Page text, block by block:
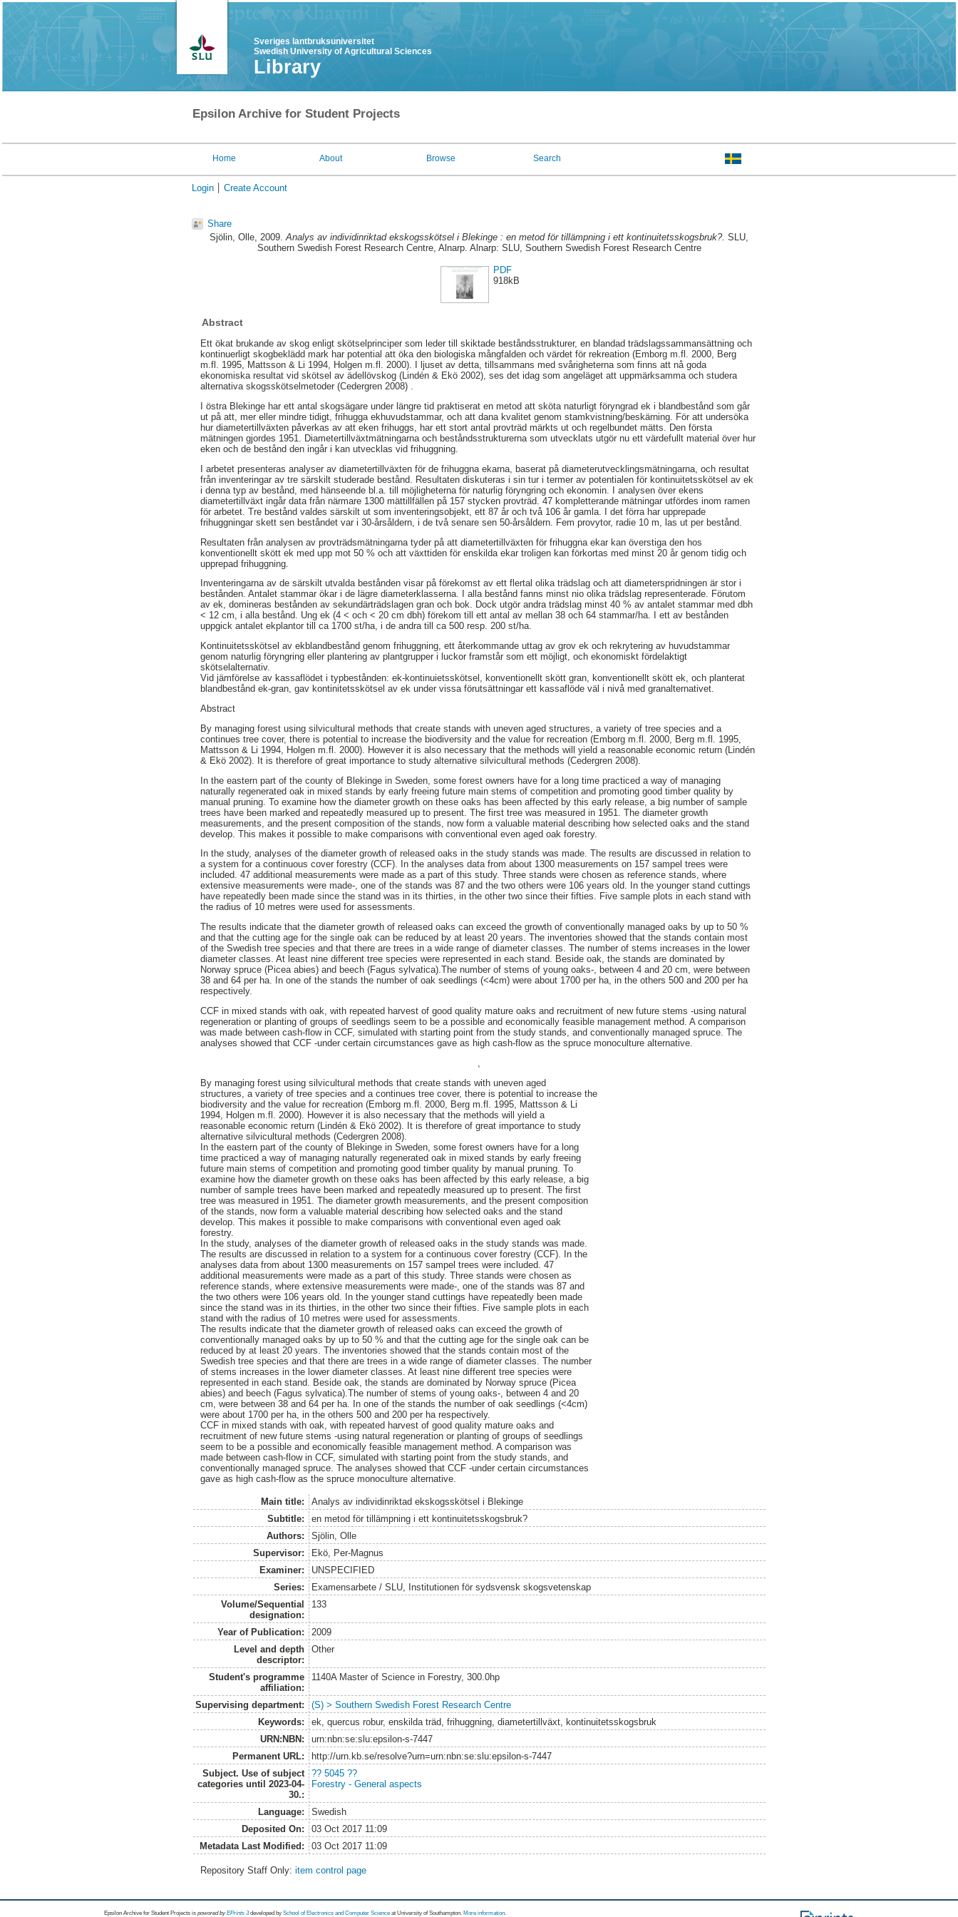
Sveriges lantbruksuniversitet
Swedish University of Agricultural Sciences
Library
Epsilon Archive for Student Projects
Home About Browse Search
Login Create Account
Share
Sjölin, Olle, 2009.Analys av individinriktad ekskogsskötsel i Blekinge : en metod för tillämpning i ett kontinuitetsskogsbruk?. SLU,
Southern Swedish Forest Research Centre, Alnarp. Alnarp: SLU, Southern Swedish Forest Research Centre
PDF
918kB
Abstract
Ett ökat brukande av skog enligt skötselprinciper som leder till skiktade beståndsstrukturer, en blandad trädslagssammansättning och
kontinuerligt skogbeklädd mark har potential att öka den biologiska mångfalden och värdet för rekreation (Emborg m.fl. 2000, Berg
m.fl. 1995, Mattsson & Li 1994, Holgen m.fl. 2000). I ljuset av detta, tillsammans med svårigheterna som finns att nå goda
ekonomiska resultat vid skötsel av ädellövskog (Lindén & Ekö 2002), ses det idag som angeläget att uppmärksamma och studera
alternativa skogsskötselmetoder (Cedergren 2008) .
I östra Blekinge har ett antal skogsägare under längre tid praktiserat en metod att sköta naturligt föryngrad ek i blandbestånd som går
ut på att, mer eller mindre tidigt, frihugga ekhuvudstammar, och att dana kvalitet genom stamkvistning/beskärning. För att undersöka
hur diametertillväxten påverkas av att eken frihuggs, har ett stort antal provträd märkts ut och regelbundet mätts. Den första
mätningen gjordes 1951. Diametertillväxtmätningarna och beståndsstrukturerna som utvecklats utgör nu ett värdefullt material över hur
eken och de bestånd den ingår i kan utvecklas vid frihuggning.
I arbetet presenteras analyser av diametertillväxten för de frihuggna ekarna, baserat på diameterutvecklingsmätningarna, och resultat
från inventeringar av tre särskilt studerade bestånd. Resultaten diskuteras i sin tur i termer av potentialen för kontinuitetsskötsel av ek
i denna typ av bestånd, med hänseende bl.a. till möjligheterna för naturlig föryngring och ekonomin. I analysen över ekens
diametertillväxt ingår data från närmare 1300 mättillfällen på 157 stycken provträd. 47 kompletterande mätningar utfördes inom ramen
för arbetet. Tre bestånd valdes särskilt ut som inventeringsobjekt, ett 87 år och två 106 år gamla. I det förra har upprepade
frihuggningar skett sen beståndet var i 30-årsåldern, i de två senare sen 50-årsåldern. Fem provytor, radie 10 m, las ut per bestånd.
Resultaten från analysen av provträdsmätningarna tyder på att diametertillväxten för frihuggna ekar kan överstiga den hos
konventionellt skött ek med upp mot 50 % och att växttiden för enskilda ekar troligen kan förkortas med minst 20 år genom tidig och
upprepad frihuggning.
Inventeringarna av de särskilt utvalda bestånden visar på förekomst av ett flertal olika trädslag och att diameterspridningen är stor i
bestånden. Antalet stammar ökar i de lägre diameterklasserna. I alla bestånd fanns minst nio olika trädslag representerade. Förutom
av ek, domineras bestånden av sekundärträdslagen gran och bok. Dock utgör andra trädslag minst 40 % av antalet stammar med dbh
< 12 cm, i alla bestånd. Ung ek (4 < och < 20 cm dbh) förekom till ett antal av mellan 38 och 64 stammar/ha. I ett av bestånden
uppgick antalet ekplantor till ca 1700 st/ha, i de andra till ca 500 resp. 200 st/ha.
Kontinuitetsskötsel av ekblandbestånd genom frihuggning, ett återkommande uttag av grov ek och rekrytering av huvudstammar
genom naturlig föryngring eller plantering av plantgrupper i luckor framstår som ett möjligt, och ekonomiskt fördelaktigt
skötselalternativ.
Vid jämförelse av kassaflödet i typbestånden: ek-kontinuietsskötsel, konventionellt skött gran, konventionellt skött ek, och planterat
blandbestånd ek-gran, gav kontinitetsskötsel av ek under vissa förutsättningar ett kassaflöde väl i nivå med granalternativet.
Abstract
By managing forest using silvicultural methods that create stands with uneven aged structures, a variety of tree species and a
continues tree cover, there is potential to increase the biodiversity and the value for recreation (Emborg m.fl. 2000, Berg m.fl. 1995,
Mattsson & Li 1994, Holgen m.fl. 2000). However it is also necessary that the methods will yield a reasonable economic return (Lindén
& Ekö 2002). It is therefore of great importance to study alternative silvicultural methods (Cedergren 2008).
In the eastern part of the county of Blekinge in Sweden, some forest owners have for a long time practiced a way of managing
naturally regenerated oak in mixed stands by early freeing future main stems of competition and promoting good timber quality by
manual pruning. To examine how the diameter growth on these oaks has been affected by this early release, a big number of sample
trees have been marked and repeatedly measured up to present. The first tree was measured in 1951. The diameter growth
measurements, and the present composition of the stands, now form a valuable material describing how selected oaks and the stand
develop. This makes it possible to make comparisons with conventional even aged oak forestry.
In the study, analyses of the diameter growth of released oaks in the study stands was made. The results are discussed in relation to
a system for a continuous cover forestry (CCF). In the analyses data from about 1300 measurements on 157 sampel trees were
included. 47 additional measurements were made as a part of this study. Three stands were chosen as reference stands, where
extensive measurements were made-, one of the stands was 87 and the two others were 106 years old. In the younger stand cuttings
have repeatedly been made since the stand was in its thirties, in the other two since their fifties. Five sample plots in each stand with
the radius of 10 metres were used for assessments.
The results indicate that the diameter growth of released oaks can exceed the growth of conventionally managed oaks by up to 50 %
and that the cutting age for the single oak can be reduced by at least 20 years. The inventories showed that the stands contain most
of the Swedish tree species and that there are trees in a wide range of diameter classes. The number of stems increases in the lower
diameter classes. At least nine different tree species were represented in each stand. Beside oak, the stands are dominated by
Norway spruce (Picea abies) and beech (Fagus sylvatica).The number of stems of young oaks-, between 4 and 20 cm, were between
38 and 64 per ha. In one of the stands the number of oak seedlings (<4cm) were about 1700 per ha, in the others 500 and 200 per ha
respectively.
CCF in mixed stands with oak, with repeated harvest of good quality mature oaks and recruitment of new future stems -using natural
regeneration or planting of groups of seedlings seem to be a possible and economically feasible management method. A comparison
was made between cash-flow in CCF, simulated with starting point from the study stands, and conventionally managed spruce. The
analyses showed that CCF -under certain circumstances gave as high cash-flow as the spruce monoculture alternative.
By managing forest using silvicultural methods that create stands with uneven aged
structures, a variety of tree species and a continues tree cover, there is potential to increase the
biodiversity and the value for recreation (Emborg m.fl. 2000, Berg m.fl. 1995, Mattsson & Li
1994, Holgen m.fl. 2000). However it is also necessary that the methods will yield a
reasonable economic return (Lindén & Ekö 2002). It is therefore of great importance to study
alternative silvicultural methods (Cedergren 2008).
In the eastern part of the county of Blekinge in Sweden, some forest owners have for a long
time practiced a way of managing naturally regenerated oak in mixed stands by early freeing
future main stems of competition and promoting good timber quality by manual pruning. To
examine how the diameter growth on these oaks has been affected by this early release, a big
number of sample trees have been marked and repeatedly measured up to present. The first
tree was measured in 1951. The diameter growth measurements, and the present composition
of the stands, now form a valuable material describing how selected oaks and the stand
develop. This makes it possible to make comparisons with conventional even aged oak
forestry.
In the study, analyses of the diameter growth of released oaks in the study stands was made.
The results are discussed in relation to a system for a continuous cover forestry (CCF). In the
analyses data from about 1300 measurements on 157 sampel trees were included. 47
additional measurements were made as a part of this study. Three stands were chosen as
reference stands, where extensive measurements were made-, one of the stands was 87 and
the two others were 106 years old. In the younger stand cuttings have repeatedly been made
since the stand was in its thirties, in the other two since their fifties. Five sample plots in each
stand with the radius of 10 metres were used for assessments.
The results indicate that the diameter growth of released oaks can exceed the growth of
conventionally managed oaks by up to 50 % and that the cutting age for the single oak can be
reduced by at least 20 years. The inventories showed that the stands contain most of the
Swedish tree species and that there are trees in a wide range of diameter classes. The number
of stems increases in the lower diameter classes. At least nine different tree species were
represented in each stand. Beside oak, the stands are dominated by Norway spruce (Picea
abies) and beech (Fagus sylvatica).The number of stems of young oaks-, between 4 and 20
cm, were between 38 and 64 per ha. In one of the stands the number of oak seedlings (<4cm)
were about 1700 per ha, in the others 500 and 200 per ha respectively.
CCF in mixed stands with oak, with repeated harvest of good quality mature oaks and
recruitment of new future stems -using natural regeneration or planting of groups of seedlings
seem to be a possible and economically feasible management method. A comparison was
made between cash-flow in CCF, simulated with starting point from the study stands, and
conventionally managed spruce. The analyses showed that CCF -under certain circumstances
gave as high cash-flow as the spruce monoculture alternative.
Main title:
Analys av individinriktad ekskogsskötsel i Blekinge
Subtitle:
en metod för tillämpning i ett kontinuitetsskogsbruk?
Authors:
Sjölin, Olle
Supervisor:
Ekö, Per-Magnus
Examiner:
UNSPECIFIED
Series:
Examensarbete / SLU, Institutionen för sydsvensk skogsvetenskap
Volume/Sequential
designation:
133
Year of Publication:
2009
Level and depth
descriptor:
Other
Student's programme
affiliation:
1140A Master of Science in Forestry, 300.0hp
Supervising department:
(S) > Southern Swedish Forest Research Centre
Keywords:
ek, quercus robur, enskilda träd, frihuggning, diametertillväxt, kontinuitetsskogsbruk
URN:NBN:
urn:nbn:se:slu:epsilon-s-7447
Permanent URL:
http://urn.kb.se/resolve?urn=urn:nbn:se:slu:epsilon-s-7447
Subject. Use of subject
categories until 2023-04-
30.:
?? 5045 ??
Forestry - General aspects
Language:
Swedish
Deposited On:
03 Oct 2017 11:09
Metadata Last Modified:
03 Oct 2017 11:09
Repository Staff Only:item control page
Epsilon Archive for Student Projects is powored byEPrints 3 developed by School of Electronics and Computer Science at University of Southampton. More information.